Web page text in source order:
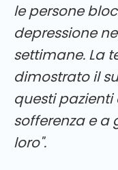
le persone
depressione
settimane. La
dimostrato il
questi
sofferenza e a
loro".